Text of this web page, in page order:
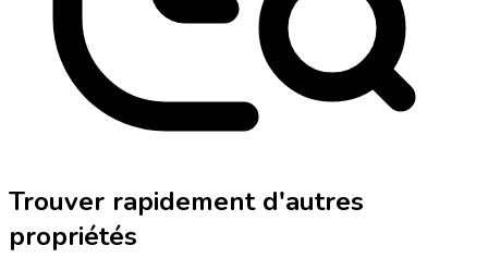
Trouver rapidement d'autres
propriétés